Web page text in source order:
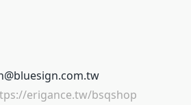
erigance.tw/bsqshop